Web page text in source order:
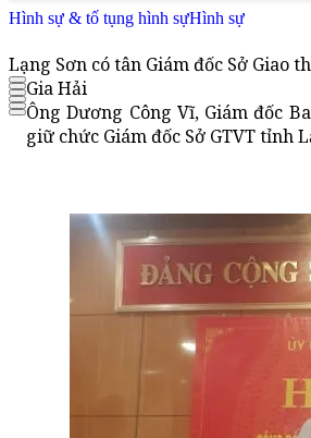
Hình sự & tố tụng hình sựHình sự
Lạng Sơn có tân Giám đốc Sở Giao
Gia Hải
Ông Dương Công Vĩ, Giám đốc
giữ chức Giám đốc Sở GTVT tỉnh